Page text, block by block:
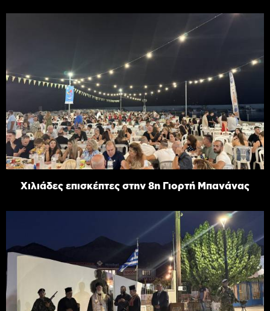
Χιλιάδες επισκέπτες στην 8η Γιορτή Μπανάνας